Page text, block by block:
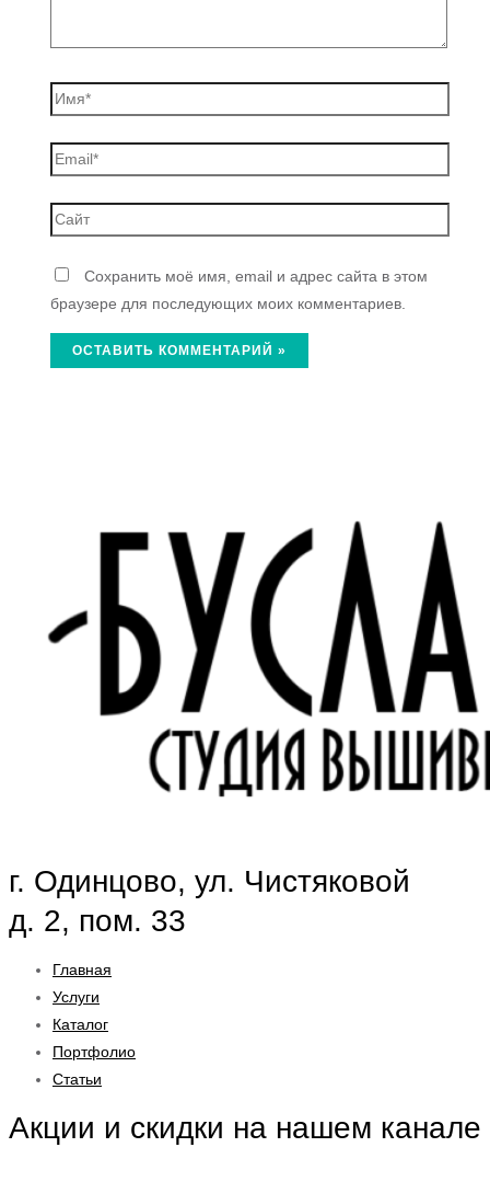
Сохранить моё имя, email и адрес сайта в этом
браузере для последующих моих комментариев.
г. Одинцово, ул. Чистяковой
д. 2, пом. 33
Главная
Услуги
Каталог
Портфолио
Статьи
Акции и скидки на нашем канале